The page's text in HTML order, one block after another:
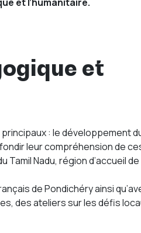
et
: le développement
leur compréhension de
Nadu, région d’accueil
de Pondichéry ainsi
des ateliers sur les défis